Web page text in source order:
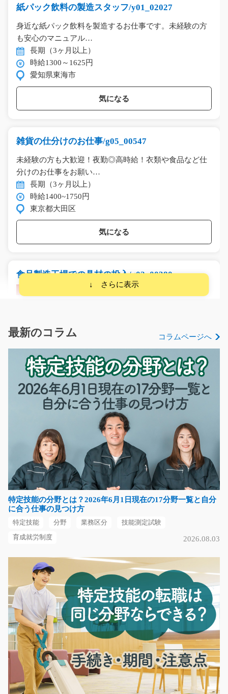
紙パック飲料の製造スタッフ/y01_02027
身近な紙パック飲料を製造するお仕事です。未経験の方
も安心のマニュアル…
長期（3ヶ月以上）
時給1300～1625円
愛知県東海市
気になる
雑貨の仕分けのお仕事/g05_00547
未経験の方も大歓迎！夜勤◎高時給！衣類や食品など仕
分けのお仕事をお願い…
長期（3ヶ月以上）
時給1400~1750円
東京都大田区
気になる
食品製造工場での具材の投入/g02_00380
長期（3ヶ月以上）
埼玉県比企郡川島町
気になる
検査スタッフ/g06_00726
＜ 人気のカード製造に携われる未経験から始めやすい
軽作業 ＞ 印刷工場…
長期（3ヶ月以上）
時給1,180円
京都府京都市南区
気になる
自動車部品の簡単な組立・検査のお仕事/y03_0016
【大募集】ほとんどの方が未経験からのスタートです！
モクモク作業が好き…
長期（3ヶ月以上）
時給1150円～
福岡県筑後市
気になる
最新のコラム コラムページへ
特定技能の分野とは？2026年6月1日現在の17分野一覧と自分
に合う仕事の見つけ方
特定技能 分野 業務区分 技能測定試験
育成就労制度 2026.08.03